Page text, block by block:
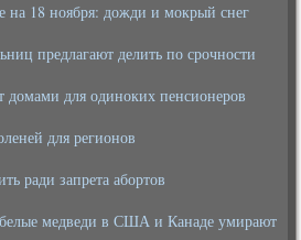
на 18 ноября: дожди и мокрый снег
предлагают делить по срочности
домами для одиноких пенсионеров
для регионов
ради запрета абортов
медведи в США и Канаде умирают